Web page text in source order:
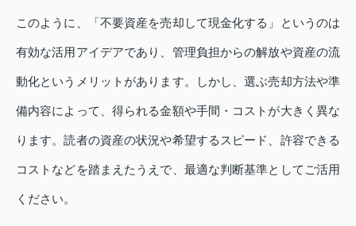
このように、「不要資産を売却して現金化する」というのは
有効な活用アイデアであり、管理負担からの解放や資産の流
動化というメリットがあります。しかし、選ぶ売却方法や準
備内容によって、得られる金額や手間・コストが大きく異な
ります。読者の資産の状況や希望するスピード、許容できる
コストなどを踏まえたうえで、最適な判断基準としてご活用
ください。